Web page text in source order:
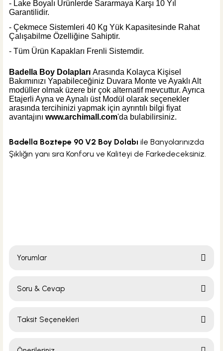
- Lake Boyalı Ürünlerde Sararmaya Karşı 10 Yıl
Garantilidir.
- Çekmece Sistemleri 40 Kg Yük Kapasitesinde Rahat
Çalışabilme Özelliğine Sahiptir.
- Tüm Ürün Kapakları Frenli Sistemdir.
Badella Boy Dolapları Arasında Kolayca Kişisel
Bakımınızı Yapabileceğiniz Duvara Monte ve Ayaklı Alt
modüller olmak üzere bir çok alternatif mevcuttur. Ayrıca
Etajerli Ayna ve Aynalı üst Modül olarak seçenekler
arasında tercihinizi yapmak için ayrıntılı bilgi fiyat
avantajını www.archimall.com'da bulabilirsiniz.
Badella Boztepe 90 V2 Boy Dolabı ile Banyolarınızda
Şıklığın yanı sıra Konforu ve Kaliteyi de Farkedeceksiniz.
Yorumlar
Soru & Cevap
Taksit Seçenekleri